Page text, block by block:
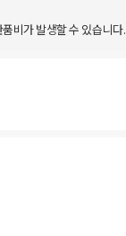
비가 발생할 수 있습니다.